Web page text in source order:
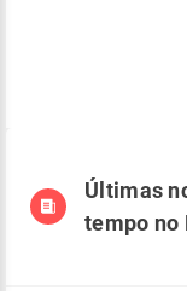
Últimas
tempo no